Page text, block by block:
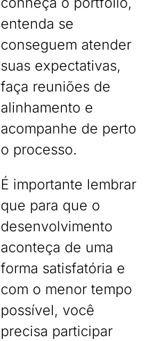
entenda se
conseguem atender
suas expectativas,
faça reuniões de
alinhamento e
acompanhe de perto
o processo.
É importante lembrar
que para que o
desenvolvimento
aconteça de uma
forma satisfatória e
com o menor tempo
possível, você
precisa participar